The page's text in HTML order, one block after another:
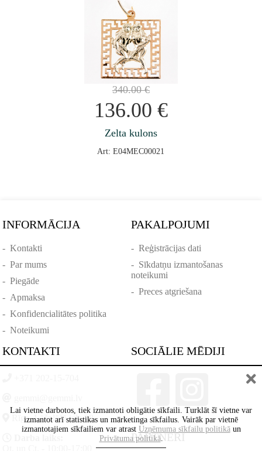
340.00€
136.00 €
Zelta kulons
Art: E04MEC00021
INFORMĀCIJA
-Kontakti
-Par mums
-Piegāde
- Apmaksa
-Konfidencialitātes politika
-Noteikumi
PAKALPOJUMI
- Reģistrācijas dati
- Sīkdatņu izmantošanas
noteikumi
- Preces atgriešana
KONTAKTI
Rīga, Lāčplēšā iela 88
SOCIĀLIE MĒDIJI
PARTNERI
Lai vietne darbotos, tiek izmantoti obligātie sīkfaili. Turklāt šī vietne var
izmantot arī statistikas un mārketinga sīkfailus. Vairāk par vietnē
izmantotajiem sīkfailiem var atrast Uzņēmuma sīkfailu politikāun
Privātuma politikā.